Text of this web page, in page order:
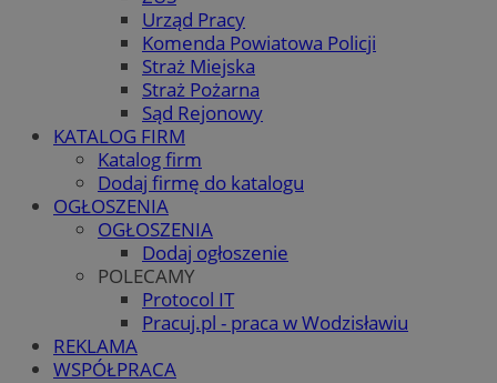
Urząd Pracy
Komenda Powiatowa Policji
Straż Miejska
Straż Pożarna
Sąd Rejonowy
KATALOG FIRM
Katalog firm
Dodaj firmę do katalogu
OGŁOSZENIA
OGŁOSZENIA
Dodaj ogłoszenie
POLECAMY
Protocol IT
Pracuj.pl - praca w Wodzisławiu
REKLAMA
WSPÓŁPRACA